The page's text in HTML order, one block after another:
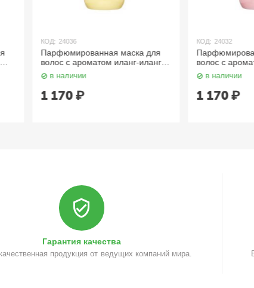
24036
Парфюмированная маска для
волос c ароматом иланг-иланг и
мандарина 500 мл
LODEURLETTE
в наличии
1 170 ₽
24032
Парфюмированная
волос c ароматом
500 мл
в наличии
1 170 ₽
Гарантия качества
продукция от ведущих компаний мира.